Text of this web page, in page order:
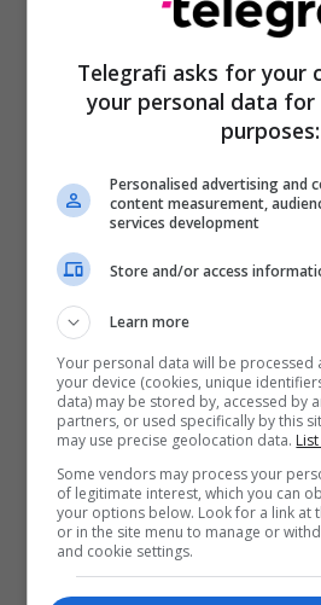
Telegrafi asks for your
your personal data
purposes:
Personalised advertising and
content measurement,
services development
Store and/or access
Learn more
Your personal data will be
your device (cookies, unique
data) may be stored by, accessed by
partners, or used specifically by this
may use precise geolocation data.
Some vendors may process your
of legitimate interest, which you can
your options below. Look for a link at
or in the site menu to manage or
and cookie settings.